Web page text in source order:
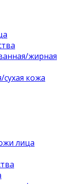
жирная
кожа
лица